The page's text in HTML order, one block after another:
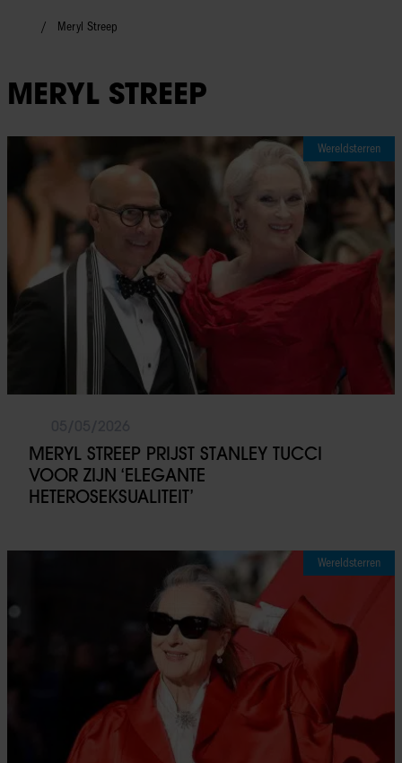
Meryl Streep
MERYL STREEP
Wereldsterren
MERYL STREEP PRIJST STANLEY TUCCI
VOOR ZIJN ‘ELEGANTE
HETEROSEKSUALITEIT’
Wereldsterren